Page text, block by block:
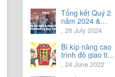
Tổng kết Quý 2
năm 2024 &
Chia sẻ định
hướng Quý 3
năm 2024
, 26 July 2024
Bí kíp nâng cao
trình độ giao tiếp
tiếng Nhật.
, 24 June 2022